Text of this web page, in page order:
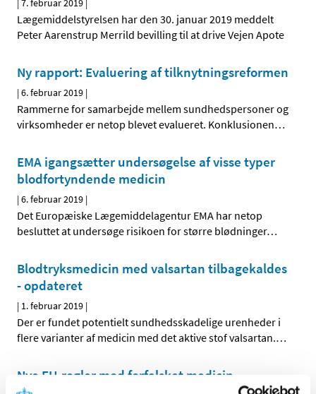
|7. februar 2019 |
Lægemiddelstyrelsen har den 30. januar 2019 meddelt
Peter Aarenstrup Merrild bevilling til at drive Vejen Apote
Ny rapport: Evaluering af tilknytningsreformen
|6. februar 2019 |
Rammerne for samarbejde mellem sundhedspersoner og
virksomheder er netop blevet evalueret. Konklusionen…
EMA igangsætter undersøgelse af visse typer
blodfortyndende medicin
|6. februar 2019 |
Det Europæiske Lægemiddelagentur EMA har netop
besluttet at undersøge risikoen for større blødninger…
Blodtryksmedicin med valsartan tilbagekaldes
- opdateret
| 1. februar 2019 |
Der er fundet potentielt sundhedsskadelige urenheder i
flere varianter af medicin med det aktive stof valsartan.…
Nye EU-regler mod forfalsket medicin